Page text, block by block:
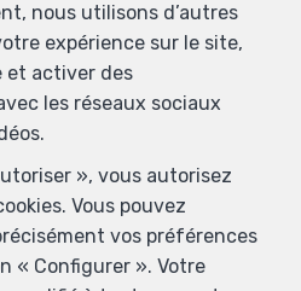
sur la carte
nous utilisons d’autres
expérience sur le site,
et activer des
les réseaux sociaux
», vous autorisez
Vous pouvez
vos préférences
« Configurer ». Votre